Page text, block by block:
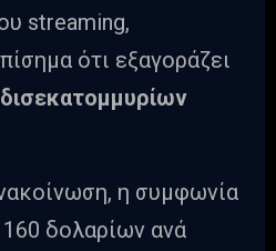
streaming,
ότι εξαγοράζει
η συμφωνία
δολαρίων ανά